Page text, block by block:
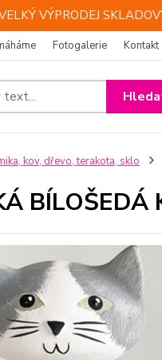
VÝPRODEJ
Fotogalerie Kontakt
kov, dřevo, terakota, sklo
BÍLOŠEDÁ